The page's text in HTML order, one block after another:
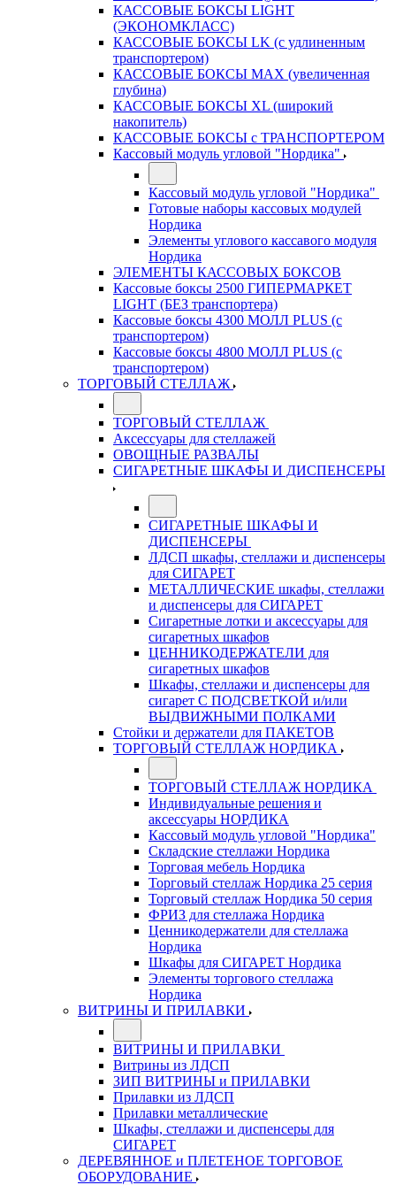
КАССОВЫЕ БОКСЫ LIGHT
(ЭКОНОМКЛАСС)
КАССОВЫЕ БОКСЫ LK (с удлиненным
транспортером)
КАССОВЫЕ БОКСЫ MAX (увеличенная
глубина)
КАССОВЫЕ БОКСЫ XL (широкий
накопитель)
КАССОВЫЕ БОКСЫ с ТРАНСПОРТЕРОМ
Кассовый модуль угловой "Нордика"
Кассовый модуль угловой "Нордика"
Готовые наборы кассовых модулей
Нордика
Элементы углового кассавого модуля
Нордика
ЭЛЕМЕНТЫ КАССОВЫХ БОКСОВ
Кассовые боксы 2500 ГИПЕРМАРКЕТ
LIGHT (БЕЗ транспортера)
Кассовые боксы 4300 МОЛЛ PLUS (с
транспортером)
Кассовые боксы 4800 МОЛЛ PLUS (с
транспортером)
ТОРГОВЫЙ СТЕЛЛАЖ
ТОРГОВЫЙ СТЕЛЛАЖ
Аксессуары для стеллажей
ОВОЩНЫЕ РАЗВАЛЫ
СИГАРЕТНЫЕ ШКАФЫ И ДИСПЕНСЕРЫ
СИГАРЕТНЫЕ ШКАФЫ И
ДИСПЕНСЕРЫ
ЛДСП шкафы, стеллажи и диспенсеры
для СИГАРЕТ
МЕТАЛЛИЧЕСКИЕ шкафы, стеллажи
и диспенсеры для СИГАРЕТ
Сигаретные лотки и аксессуары для
сигаретных шкафов
ЦЕННИКОДЕРЖАТЕЛИ для
сигаретных шкафов
Шкафы, стеллажи и диспенсеры для
сигарет С ПОДСВЕТКОЙ и/или
ВЫДВИЖНЫМИ ПОЛКАМИ
Стойки и держатели для ПАКЕТОВ
ТОРГОВЫЙ СТЕЛЛАЖ НОРДИКА
ТОРГОВЫЙ СТЕЛЛАЖ НОРДИКА
Индивидуальные решения и
аксессуары НОРДИКА
Кассовый модуль угловой "Нордика"
Складские стеллажи Нордика
Торговая мебель Нордика
Торговый стеллаж Нордика 25 серия
Торговый стеллаж Нордика 50 серия
ФРИЗ для стеллажа Нордика
Ценникодержатели для стеллажа
Нордика
Шкафы для СИГАРЕТ Нордика
Элементы торгового стеллажа
Нордика
ВИТРИНЫ И ПРИЛАВКИ
ВИТРИНЫ И ПРИЛАВКИ
Витрины из ЛДСП
ЗИП ВИТРИНЫ и ПРИЛАВКИ
Прилавки из ЛДСП
Прилавки металлические
Шкафы, стеллажи и диспенсеры для
СИГАРЕТ
ДЕРЕВЯННОЕ и ПЛЕТЕНОЕ ТОРГОВОЕ
ОБОРУДОВАНИЕ